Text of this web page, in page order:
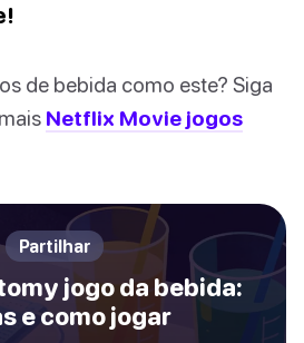
de bebida como este? Siga
Netflix Movie jogos
Partilhar
jogo da bebida:
e como jogar